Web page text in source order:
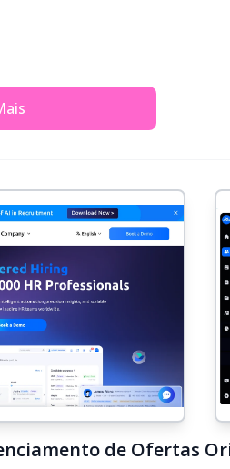
de Ofertas